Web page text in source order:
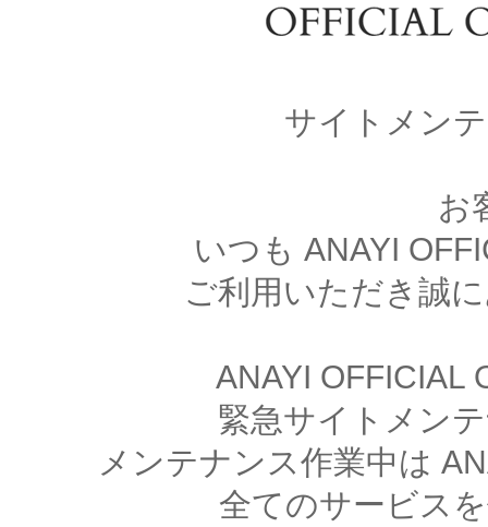
サイトメン
お
いつも ANAYI
ご利用いただき誠
ANAYI OFFICIAL
緊急サイトメン
メンテナンス作業中は
全てのサービス